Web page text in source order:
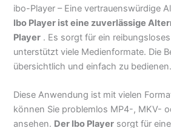
ibo-Player – Eine vertrauenswürdige
Ibo Player ist eine zuverlässige
Player . Es sorgt für ein
unterstützt viele Medienformate. Die
übersichtlich und einfach zu bedienen.
Diese Anwendung ist mit vielen
können Sie problemlos MP4-, MKV-
ansehen. Der Ibo Player sorgt für